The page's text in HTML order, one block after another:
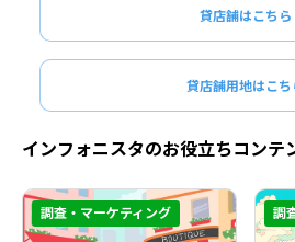
貸店舗はこちら
貸店舗用地はこち
インフォニスタのお役立ちコンテ
調査・マーケティング 調